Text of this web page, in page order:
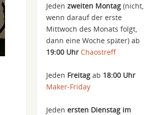
Jedenzweiten Montag (nicht,
wenn darauf der erste
Mittwoch des Monats folgt,
dann eine Woche später) ab
19:00 Uhr Chaostreff
Jeden Freitag ab 18:00 Uhr
Maker-Friday
Jedenersten Dienstag im